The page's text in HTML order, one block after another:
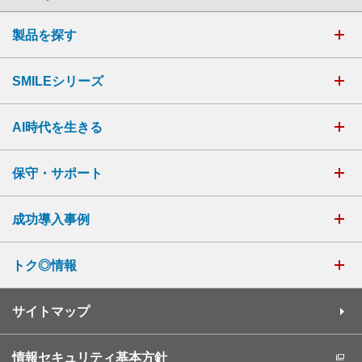
製品を探す
SMILEシリーズ
AI時代を生きる
保守・サポート
成功導入事例
トク◎情報
サイトマップ
情報セキュリティ基本方針